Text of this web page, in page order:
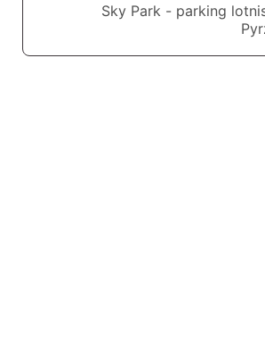
Sky Park - parking